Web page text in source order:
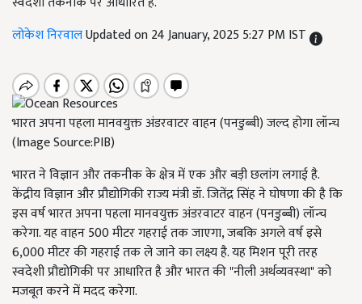
लोकेश निरवालUpdated on 24 January, 2025 5:27 PM IST
भारत अपना पहला मानवयुक्त अंडरवाटर वाहन (पनडुब्बी) जल्द होगा लॉन्च
(Image Source:PIB)
भारत ने विज्ञान और तकनीक के क्षेत्र में एक और बड़ी छलांग लगाई है.
केंद्रीय विज्ञान और प्रौद्योगिकी राज्य मंत्री डॉ. जितेंद्र सिंह ने घोषणा की है कि
इस वर्ष भारत अपना पहला मानवयुक्त अंडरवाटर वाहन (पनडुब्बी) लॉन्च
करेगा. यह वाहन 500 मीटर गहराई तक जाएगा, जबकि अगले वर्ष इसे
6,000 मीटर की गहराई तक ले जाने का लक्ष्य है. यह मिशन पूरी तरह
स्वदेशी प्रौद्योगिकी पर आधारित है और भारत की "नीली अर्थव्यवस्था" को
मजबूत करने में मदद करेगा.